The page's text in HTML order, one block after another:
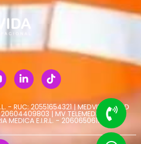
- RUC: 20551654321 | MEDVIDA SALUD
20604409803 | MV TELEMEDICINA Y
MEDICA E.I.R.L. - 20606506113